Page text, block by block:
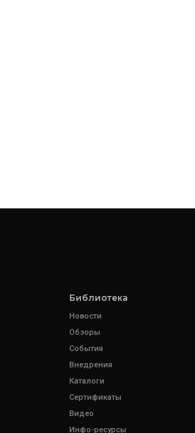
Библиотека
Новости
Обзоры
События
Внедрения
Каталоги
Сертификаты
Видео
Инфо-ресурсы